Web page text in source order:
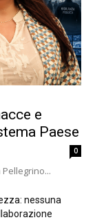
e
Paese
0
nessuna